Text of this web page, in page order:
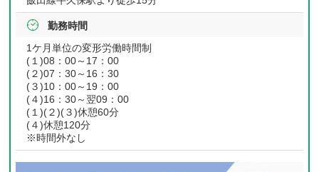
勤務時間
1ケ月単位の変形労働時間制
(１)08：00～17：00
(２)07：30～16：30
(３)10：00～19：00
(４)16：30～翌09：00
(１)(２)(３)休憩60分
(４)休憩120分
※時間外なし